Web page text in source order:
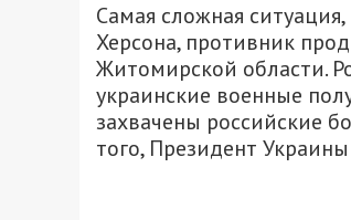
Самая сложная
Херсона, противник
Житомирской области.
украинские военные
захвачены российские
того, Президент